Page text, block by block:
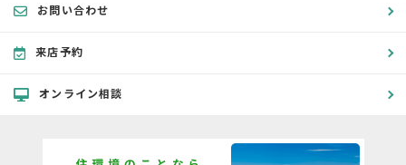
お問い合わせ
来店予約
オンライン相談